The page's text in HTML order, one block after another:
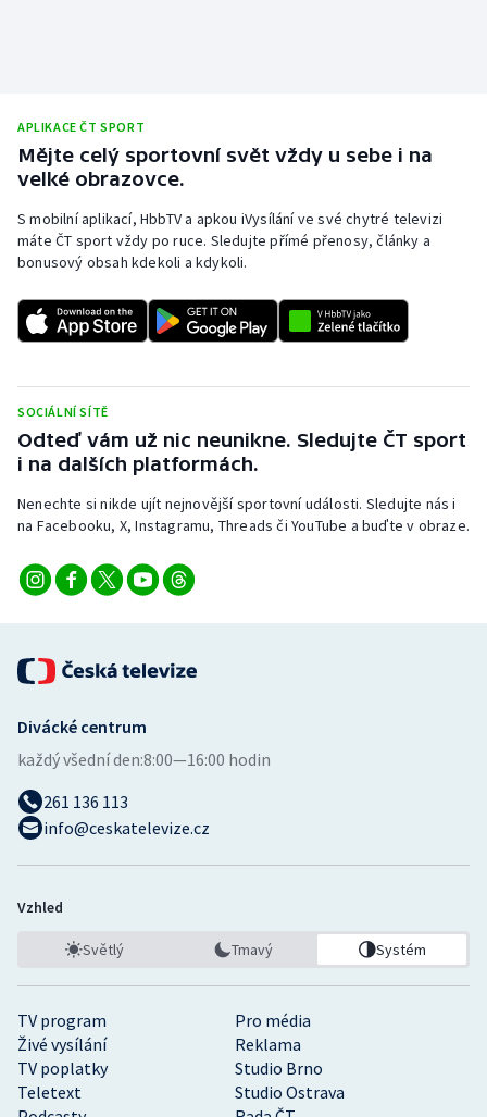
APLIKACE ČT SPORT
Mějte celý sportovní svět vždy u sebe i na
velké obrazovce.
S mobilní aplikací, HbbTV a apkou iVysílání ve své chytré televizi
máte ČT sport vždy po ruce. Sledujte přímé přenosy, články a
bonusový obsah kdekoli a kdykoli.
SOCIÁLNÍ SÍTĚ
Odteď vám už nic neunikne. Sledujte ČT sport
i na dalších platformách.
Nenechte si nikde ujít nejnovější sportovní události. Sledujte nás i
na Facebooku, X, Instagramu, Threads či YouTube a buďte v obraze.
TV program
Pro média
Živé vysílání
Reklama
TV poplatky
Studio Brno
Teletext
Studio Ostrava
Divácké centrum
každý všední den:8:00—16:00 hodin
261 136 113
info@ceskatelevize.cz
Vzhled
Světlý Tmavý Systém